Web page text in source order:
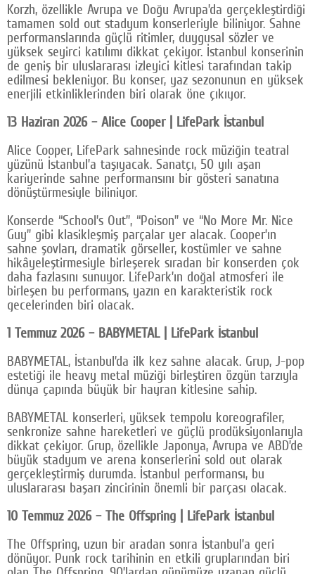
Korzh, özellikle Avrupa ve Doğu Avrupa’da gerçekleştirdiği
tamamen sold out stadyum konserleriyle biliniyor. Sahne
performanslarında güçlü ritimler, duygusal sözler ve
yüksek seyirci katılımı dikkat çekiyor. İstanbul konserinin
de geniş bir uluslararası izleyici kitlesi tarafından takip
edilmesi bekleniyor. Bu konser, yaz sezonunun en yüksek
enerjili etkinliklerinden biri olarak öne çıkıyor.
13 Haziran 2026 – Alice Cooper | LifePark İstanbul
Alice Cooper, LifePark sahnesinde rock müziğin teatral
yüzünü İstanbul’a taşıyacak. Sanatçı, 50 yılı aşan
kariyerinde sahne performansını bir gösteri sanatına
dönüştürmesiyle biliniyor.
Konserde “School’s Out”, “Poison” ve “No More Mr. Nice
Guy” gibi klasikleşmiş parçalar yer alacak. Cooper’ın
sahne şovları, dramatik görseller, kostümler ve sahne
hikâyeleştirmesiyle birleşerek sıradan bir konserden çok
daha fazlasını sunuyor. LifePark’ın doğal atmosferi ile
birleşen bu performans, yazın en karakteristik rock
gecelerinden biri olacak.
1 Temmuz 2026 – BABYMETAL | LifePark İstanbul
BABYMETAL, İstanbul’da ilk kez sahne alacak. Grup, J-pop
estetiği ile heavy metal müziği birleştiren özgün tarzıyla
dünya çapında büyük bir hayran kitlesine sahip.
BABYMETAL konserleri, yüksek tempolu koreografiler,
senkronize sahne hareketleri ve güçlü prodüksiyonlarıyla
dikkat çekiyor. Grup, özellikle Japonya, Avrupa ve ABD’de
büyük stadyum ve arena konserlerini sold out olarak
gerçekleştirmiş durumda. İstanbul performansı, bu
uluslararası başarı zincirinin önemli bir parçası olacak.
10 Temmuz 2026 – The Offspring | LifePark İstanbul
The Offspring, uzun bir aradan sonra İstanbul’a geri
dönüyor. Punk rock tarihinin en etkili gruplarından biri